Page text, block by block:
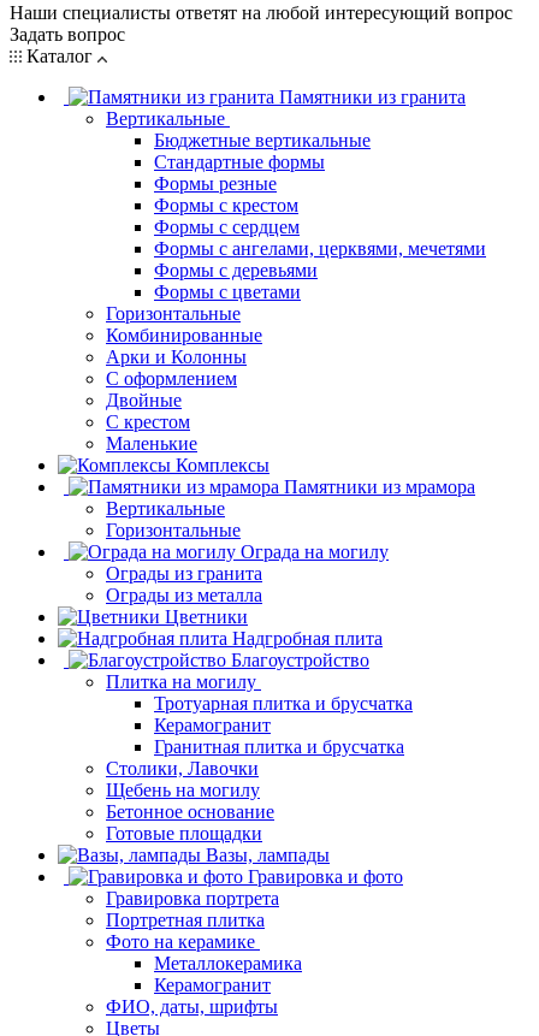
Наши специалисты ответят на любой интересующий вопрос
Задать вопрос
Каталог
Памятники из гранита
Вертикальные
Бюджетные вертикальные
Стандартные формы
Формы резные
Формы с крестом
Формы с сердцем
Формы с ангелами, церквями, мечетями
Формы с деревьями
Формы с цветами
Горизонтальные
Комбинированные
Арки и Колонны
С оформлением
Двойные
С крестом
Маленькие
Комплексы
Памятники из мрамора
Вертикальные
Горизонтальные
Ограда на могилу
Ограды из гранита
Ограды из металла
Цветники
Надгробная плита
Благоустройство
Плитка на могилу
Тротуарная плитка и брусчатка
Керамогранит
Гранитная плитка и брусчатка
Столики, Лавочки
Щебень на могилу
Бетонное основание
Готовые площадки
Вазы, лампады
Гравировка и фото
Гравировка портрета
Портретная плитка
Фото на керамике
Металлокерамика
Керамогранит
ФИО, даты, шрифты
Цветы